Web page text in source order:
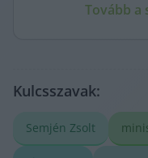
Tovább a
Kulcsszavak:
Semjén Zsolt